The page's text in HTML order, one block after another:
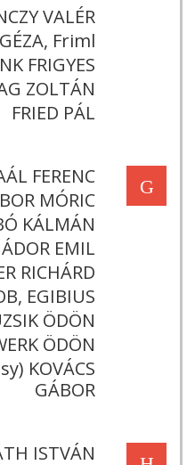
VALÉR
Friml
FRIGYES
ZOLTÁN
FRIED PÁL
G
FERENC
MÓRIC
KÁLMÁN
EMIL
RICHÁRD
EGIBIUS
ÖDÖN
ÖDÖN
KOVÁCS
GÁBOR
ISTVÁN